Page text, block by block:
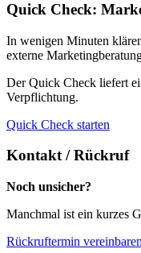
Quick Check:
In wenigen Minuten
externe
Der Quick Check liefert
Verpflichtung.
Quick Check starten
Kontakt / Rückruf
Noch unsicher?
Manchmal ist ein kurzes
Rückruftermin vereinbaren